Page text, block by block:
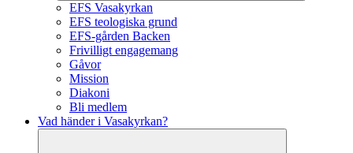
EFS Vasakyrkan
EFS teologiska grund
EFS-gården Backen
Frivilligt engagemang
Gåvor
Mission
Diakoni
Bli medlem
Vad händer i Vasakyrkan?